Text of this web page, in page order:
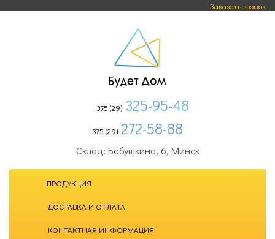
Заказать звонок
375 (29) 325-95-48
375 (29) 272-58-88
Склад: Бабушкина, 6, Минск
ПРОДУКЦИЯ
ДОСТАВКА И ОПЛАТА
КОНТАКТНАЯ ИНФОРМАЦИЯ